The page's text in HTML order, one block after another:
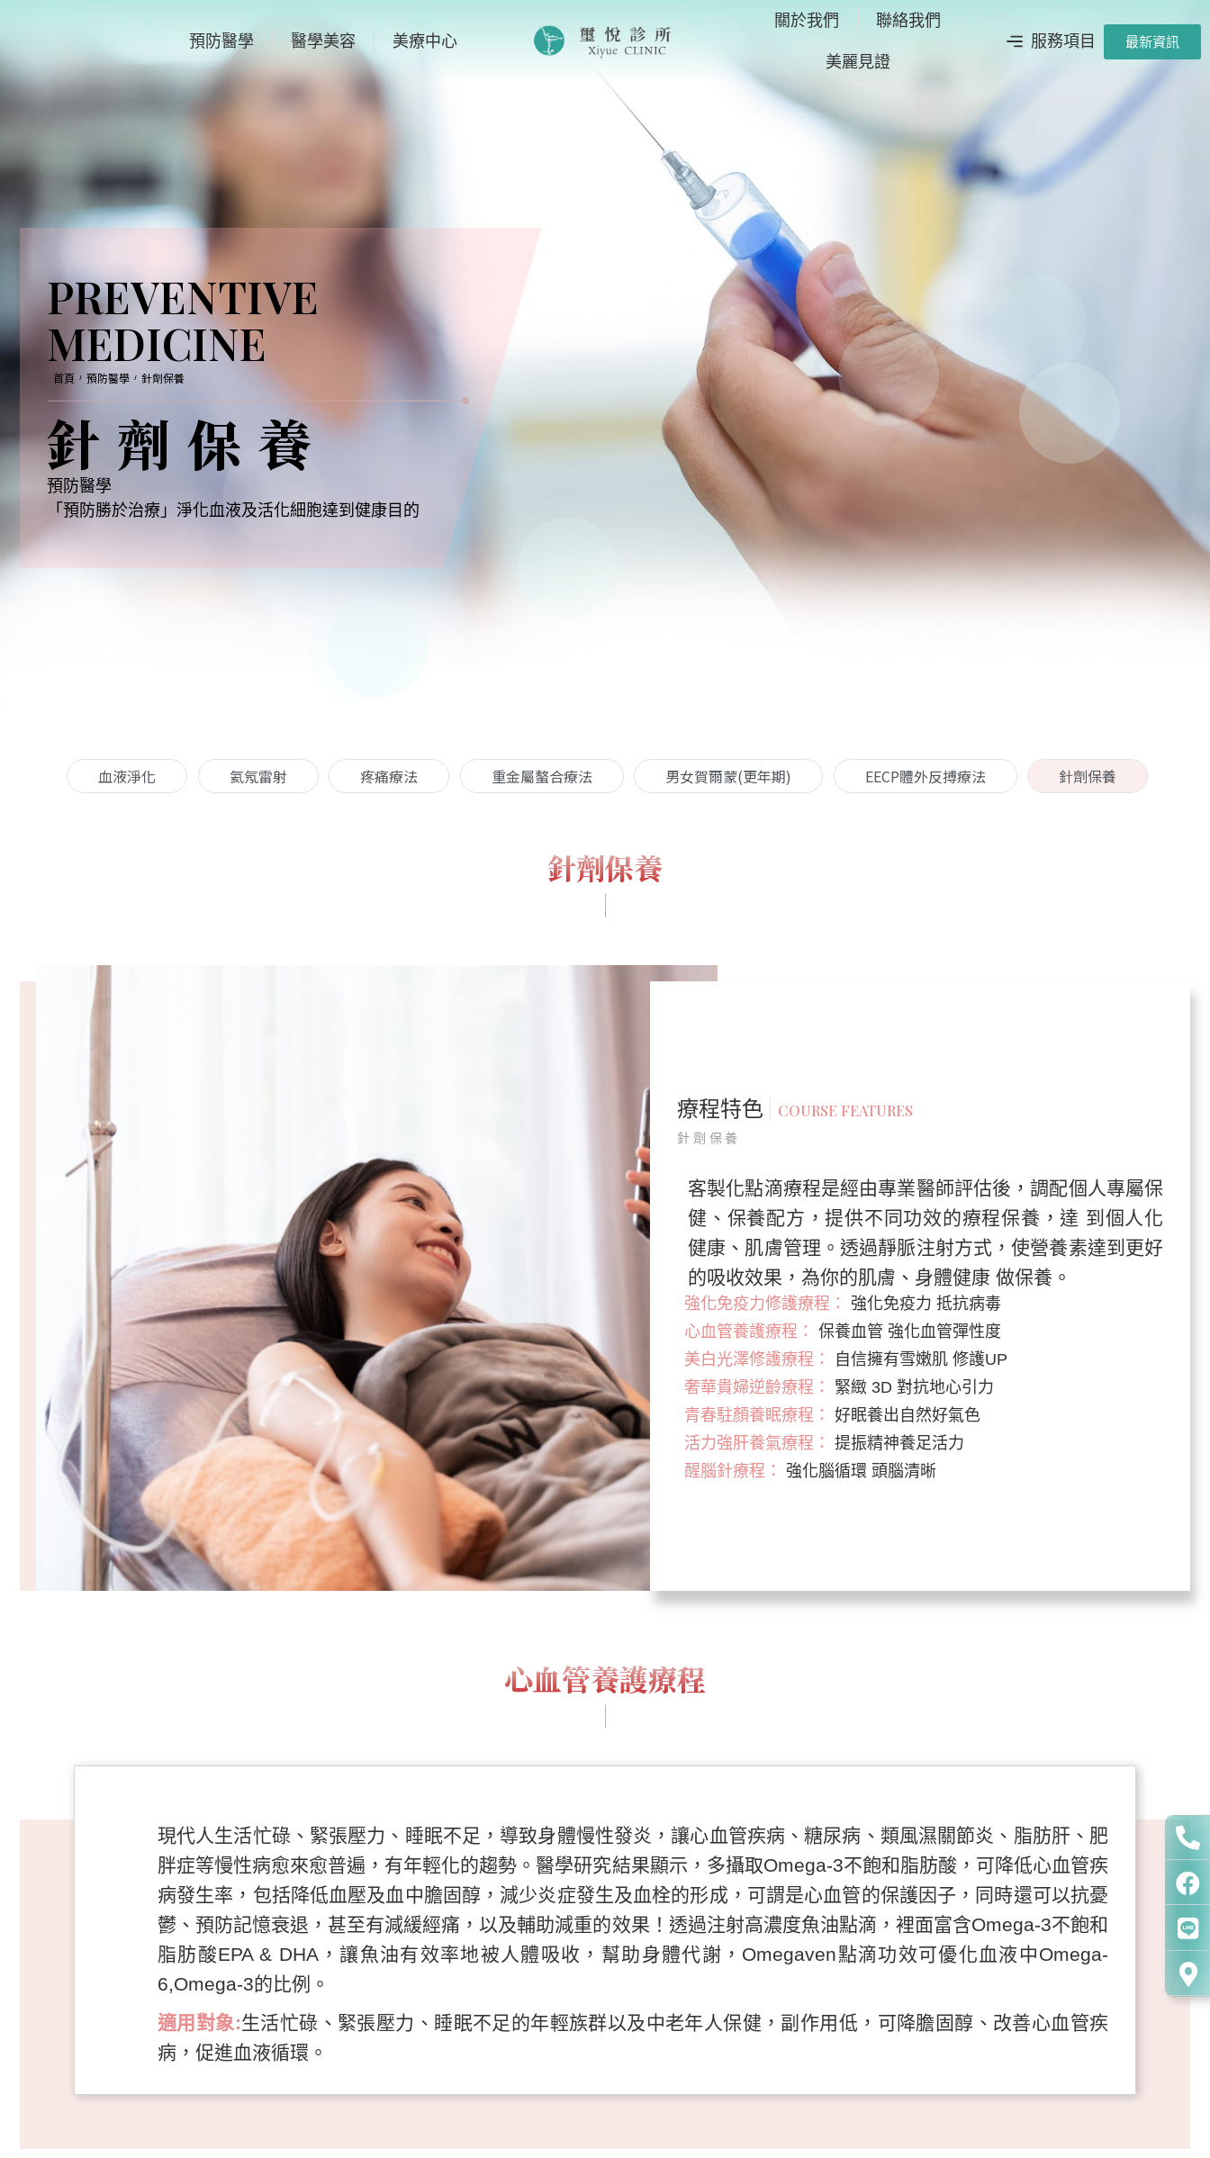
預防醫學 醫學美容 美療中心
關於我們 聯絡我們
美麗見證
服務項目 最新資訊
PREVENTIVE
MEDICINE
首頁 預防醫學 針劑保養
針劑保養
預防醫學
「預防勝於治療」淨化血液及活化細胞達到健康目的
血液淨化 氦氖雷射 疼痛療法 重金屬螯合療法 男女賀爾蒙(更年期) EECP體外反搏療法 針劑保養
針劑保養
療程特色 COURSE FEATURES
針劑保養
客製化點滴療程是經由專業醫師評估後，調配個人專屬保
健、保養配方，提供不同功效的療程保養，達 到個人化
健康、肌膚管理。透過靜脈注射方式，使營養素達到更好
的吸收效果，為你的肌膚、身體健康 做保養。
強化免疫力修護療程：
強化免疫力 抵抗病毒
心血管養護療程： 保養血管 強化血管彈性度
美白光澤修護療程：
自信擁有雪嫩肌 修護UP
奢華貴婦逆齡療程：
緊緻 3D 對抗地心引力
青春駐顏養眠療程： 好眠養出自然好氣色
活力強肝養氣療程： 提振精神養足活力
醒腦針療程：
強化腦循環 頭腦清晰
心血管養護療程
現代人生活忙碌、緊張壓力、睡眠不足，導致身體慢性發炎，讓心血管疾病、糖尿病、類風濕關節炎、脂肪肝、肥
胖症等慢性病愈來愈普遍，有年輕化的趨勢。醫學研究結果顯示，多攝取Omega-3不飽和脂肪酸，可降低心血管疾
病發生率，包括降低血壓及血中膽固醇，減少炎症發生及血栓的形成，可謂是心血管的保護因子，同時還可以抗憂
鬱、預防記憶衰退，甚至有減緩經痛，以及輔助減重的效果！透過注射高濃度魚油點滴，裡面富含Omega-3不飽和
脂肪酸EPA & DHA，讓魚油有效率地被人體吸收，幫助身體代謝，Omegaven點滴功效可優化血液中Omega-
6,Omega-3的比例。
適用對象:生活忙碌、緊張壓力、睡眠不足的年輕族群以及中老年人保健，副作用低，可降膽固醇、改善心血管疾
病，促進血液循環。